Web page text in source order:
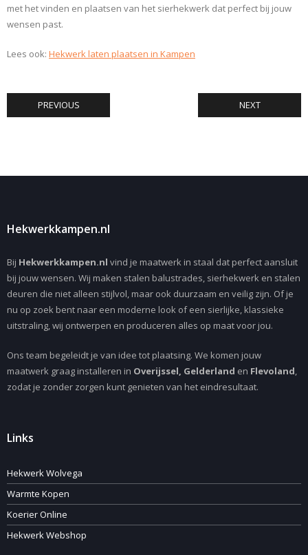
met het vinden en plaatsen van het sierhekwerk dat perfect bij jouw
wensen past.
Lees ook: Hekwerk laten plaatsen in Kampen
PREVIOUS NEXT
Hekwerkkampen.nl
Bij Hekwerkkampen.nl vind je maatwerk in staal dat perfect aansluit
bij jouw wensen. Wij maken stalen balustrades, sierhekwerk en stalen
deuren die niet alleen stijlvol, maar ook duurzaam en veilig zijn. Of je
nu op zoek bent naar een moderne look of een sierlijke, klassieke
uitstraling, wij ontwerpen en produceren alles op maat voor jou.
Ons team begeleidt je van idee tot plaatsing. We komen jouw
maatwerk graag installeren in Overijssel, Gelderland en Flevoland,
zodat je zonder zorgen kunt genieten van het eindresultaat.
Links
Hekwerk Wolvega
Warmte Kopen
Koerier Online
Hekwerk Webshop